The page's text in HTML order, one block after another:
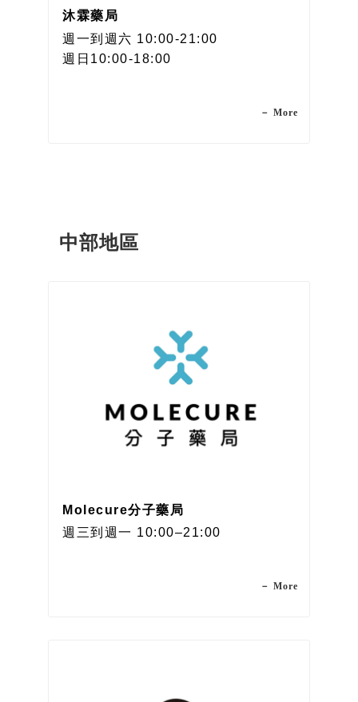
沐霖藥局
週一到週六 10:00-21:00
週日10:00-18:00
－ More
中部地區
Molecure分子藥局
週三到週一 10:00–21:00
－ More